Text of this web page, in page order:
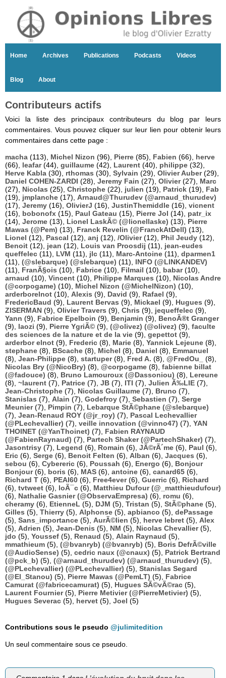
Home Archives Publications Podcasts Videos
Blog About
Contributeurs actifs
Voici la liste des principaux contributeurs du blog par leurs
commentaires. Vous pouvez cliquer sur leur lien pour obtenir leurs
commentaires dans cette page :
macha (113), Michel Nizon (96), Pierre (85), Fabien (66), herve
(66), leafar(44), guillaume (42), Laurent (40), philippe (32),
Herve Kabla (30), rthomas (30), Sylvain (29), Olivier Auber(29),
Daniel COHEN-ZARDI (28), Jeremy Fain (27), Olivier(27), Marc
(27), Nicolas (25), Christophe (22), julien (19), Patrick (19), Fab
(19), jmplanche (17), Arnaud@Thurudev (@arnaud_thurudev)
(17), Jeremy (16), OlivierJ (16), JustinThemiddle (16), vicnent
(16), bobonofx (15), Paul Gateau (15), Pierre Jol (14), patr_ix
(14), Jerome (13), Lionel LaskÃ© (@lionellaske) (13), Pierre
Mawas (@Pem) (13), Franck Revelin (@FranckAtDell) (13),
Lionel (12), Pascal (12), anj (12), /Olivier(12), Phil Jeudy (12),
Benoit (12), jean (12), Louis van Proosdij (11), jean-eudes
queffelec (11), LVM (11), jlc (11), Marc-Antoine (11), dparmen1
(11), (@slebarque) (@slebarque) (11), INFO (@LINKANDEV)
(11), FranÃ§ois (10), Fabrice (10), Filmail (10), babar(10),
arnaud (10), Vincent (10), Philippe Marques (10), Nicolas Andre
(@corpogame) (10), Michel Nizon (@MichelNizon) (10),
arderborelnot (10), Alexis (9), David (9), Rafael (9),
FredericBaud (9), Laurent Bervas (9), Mickael (9), Hugues (9),
ZISERMAN (9), Olivier Travers (9), Chris (9), jequeffelec (9),
Yann (9), Fabrice Epelboin (9), Benjamin (9), BenoÃ®t Granger
(9), laozi (9), Pierre YgriÃ© (9), (@olivez) (@olivez) (9), faculte
des sciences de la nature et de la vie (9), gepettot (9),
arderbor elnot (9), Frederic (8), Marie (8), Yannick Lejeune (8),
stephane (8), BScache (8), Michel (8), Daniel (8), Emmanuel
(8), Jean-Philippe (8), startuper(8), Fred A. (8), @FredOu_
(8),
Nicolas Bry (@NicoBry) (8), @corpogame (8), fabienne billat
(@fadouce) (8), Bruno Lamouroux (@Dassoniou) (8), Lereune
(8), ~laurent (7), Patrice (7), JB (7), ITI (7), Julien Ã‰LIE (7),
Jean-Christophe (7), Nicolas Guillaume (7), Bruno (7),
Stanislas (7), Alain (7), Godefroy (7), Sebastien (7), Serge
Meunier(7), Pimpin (7), Lebarque StÃ©phane (@slebarque)
(7), Jean-Renaud ROY (@jr_roy) (7), Pascal Lechevallier
(@PLechevallier) (7), veille innovation (@vinno47) (7), YAN
THOINET (@YanThoinet) (7), Fabien RAYNAUD
(@FabienRaynaud) (7), Partech Shaker (@PartechShaker) (7),
Jasontrisy (7), Legend (6), Romain (6), JÃ©rÃ´me (6), Paul (6),
Eric (6), Serge (6), Benoit Felten (6), Alban (6), Jacques (6),
sebou (6), Cybereric (6), Poussah (6), Energo (6), Bonjour
Bonjour(6), boris (6), MAS (6), antoine (6), canard65 (6),
Richard T (6), PEAI60 (6), Free4ever(6), Guerric (6), Richard
(6), tvtweet (6), loÃ¯c (6), Matthieu Dufour (@_matthieudufour)
(6), Nathalie Gasnier (@ObservaEmpresa) (6), romu (6),
cheramy (6), EtienneL (5), DJM (5), Tristan (5), StÃ©phane (5),
Gilles (5), Thierry (5), Alphonse (5), apbianco (5), dePassage
(5), Sans_importance (5), AurÃ©lien (5), herve lebret (5), Alex
(5), Adrien (5), Jean-Denis (5), NM (5), Nicolas Chevallier(5),
jdo (5), Youssef (5), Renaud (5), Alain Raynaud (5),
mmathieum (5), (@bvanryb) (@bvanryb) (5), Boris DefrÃ©ville
(@AudioSense) (5), cedric naux (@cnaux) (5), Patrick Bertrand
(@pck_b) (5), (@arnaud_thurudev) (@arnaud_thurudev) (5),
(@PLechevallier) (@PLechevallier) (5), Stanislas Segard
(@El_Stanou) (5), Pierre Mawas (@PemLT) (5), Fabrice
Camurat (@fabricecamurat) (5), Hugues SÃ©vÃ©rac (5),
Laurent Fournier(5), Pierre Metivier (@PierreMetivier) (5),
Hugues Severac (5), hervet (5), Joel (5)
Contributions sous le pseudo @julimitedition
Un seul commentaire sous ce pseudo.